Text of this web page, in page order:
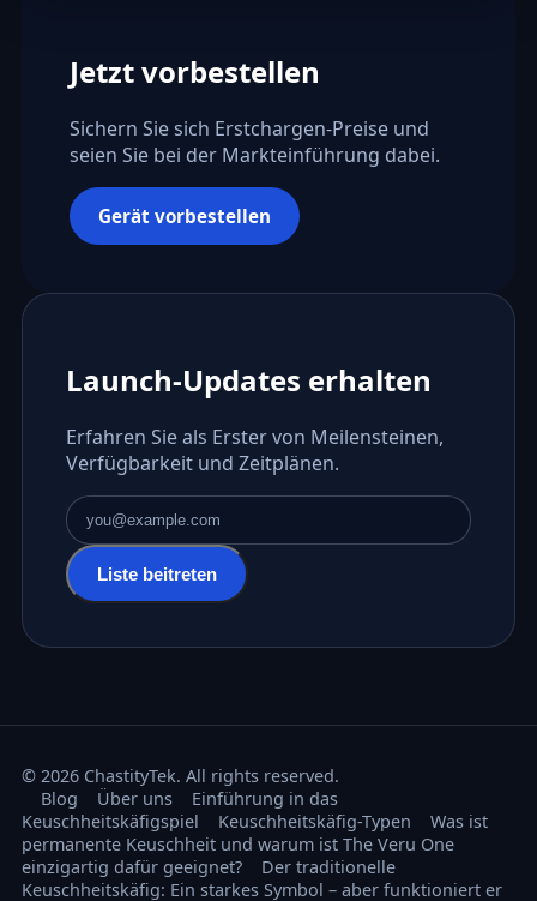
Jetzt vorbestellen
Sichern Sie sich Erstchargen-Preise und
seien Sie bei der Markteinführung dabei.
Gerät vorbestellen
Launch-Updates erhalten
Erfahren Sie als Erster von Meilensteinen,
Verfügbarkeit und Zeitplänen.
E-Mail-Adresse
Liste beitreten
© 2026 ChastityTek. All rights reserved.
Blog
Über uns
Einführung in das
Keuschheitskäfigspiel
Keuschheitskäfig-Typen
Was ist
permanente Keuschheit und warum ist The Veru One
einzigartig dafür geeignet?
Der traditionelle
Keuschheitskäfig: Ein starkes Symbol – aber funktioniert er